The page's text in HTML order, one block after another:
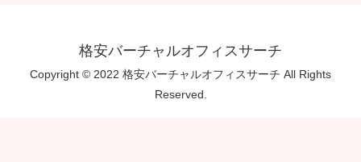
格安バーチャルオフィスサーチ
Copyright © 2022 格安バーチャルオフィスサーチ All Rights
Reserved.